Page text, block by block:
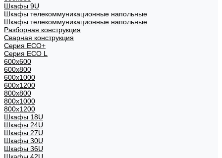
Шкафы 9U
Шкафы телекоммуникационные напольные
Шкафы телекоммуникационные напольные
Разборная конструкция
Сварная конструкция
Серия ECO+
Серия ECO L
600x600
600x800
600х1000
600х1200
800x800
800х1000
800х1200
Шкафы 18U
Шкафы 24U
Шкафы 27U
Шкафы 30U
Шкафы 36U